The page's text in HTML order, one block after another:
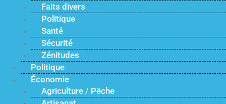
Faits divers
Politique
Santé
Sécurité
Zénitudes
Politique
Économie
Agriculture / Pêche